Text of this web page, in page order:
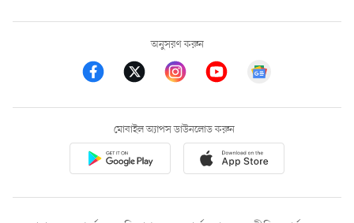
অনুসরণ করুন
মোবাইল অ্যাপস ডাউনলোড করুন